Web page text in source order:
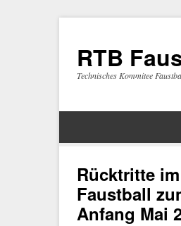
RTB
Technisches Kommitee
Rücktritte
Faustball
Anfang Mai